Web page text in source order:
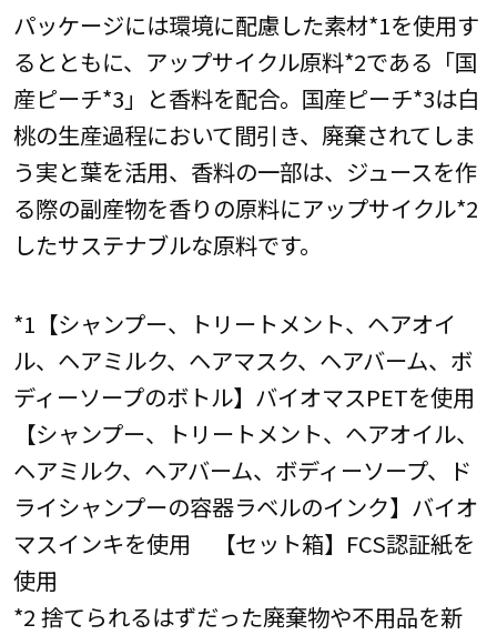
パッケージには環境に配慮した素材*1を使用す
るとともに、アップサイクル原料*2である「国
産ピーチ*3」と香料を配合。国産ピーチ*3は白
桃の生産過程において間引き、廃棄されてしま
う実と葉を活用、香料の一部は、ジュースを作
る際の副産物を香りの原料にアップサイクル*2
したサステナブルな原料です。
*1【シャンプー、トリートメント、ヘアオイ
ル、ヘアミルク、ヘアマスク、ヘアバーム、ボ
ディーソープのボトル】バイオマスPETを使用
【シャンプー、トリートメント、ヘアオイル、
ヘアミルク、ヘアバーム、ボディーソープ、ド
ライシャンプーの容器ラベルのインク】バイオ
マスインキを使用 【セット箱】FCS認証紙を
使用
*2 捨てられるはずだった廃棄物や不用品を新